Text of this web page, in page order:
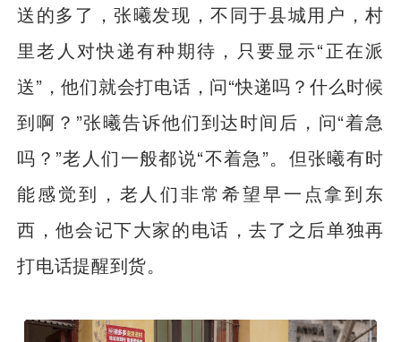
送的多了，张曦发现，不同于县城用户，村
里老人对快递有种期待，只要显示“正在派
送”，他们就会打电话，问“快递吗？什么时候
到啊？”张曦告诉他们到达时间后，问“着急
吗？”老人们一般都说“不着急”。但张曦有时
能感觉到，老人们非常希望早一点拿到东
西，他会记下大家的电话，去了之后单独再
打电话提醒到货。